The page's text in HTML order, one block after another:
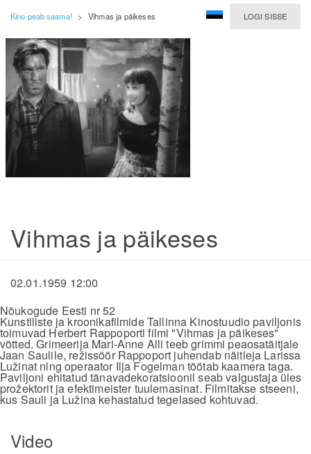
LOGI SISSE
Kino peab saama! > Vihmas ja päikeses
Vihmas ja päikeses
02.01.1959 12:00
Nõukogude Eesti nr 52
Kunstiliste ja kroonikafilmide Tallinna Kinostuudio paviljonis
toimuvad Herbert Rappoporti filmi "Vihmas ja päikeses"
võtted. Grimeerija Mari-Anne Alli teeb grimmi peaosatäitjale
Jaan Saulile, režissöör Rappoport juhendab näitleja Larissa
Lužinat ning operaator Ilja Fogelman töötab kaamera taga.
Paviljoni ehitatud tänavadekoratsioonil seab valgustaja üles
prožektorit ja efektimeister tuulemasinat. Filmitakse stseeni,
kus Sauli ja Lužina kehastatud tegelased kohtuvad.
Video